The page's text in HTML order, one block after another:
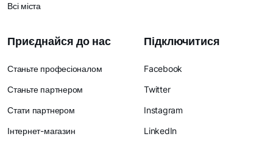
Всі міста
Приєднайся до нас
Станьте професіоналом
Станьте партнером
Стати партнером
Інтернет-магазин
Підключитися
Facebook
Twitter
Instagram
LinkedIn